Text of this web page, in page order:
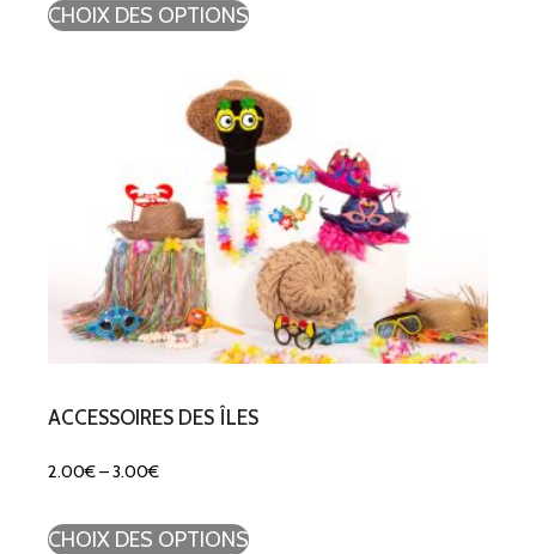
CHOIX DES OPTIONS
ACCESSOIRES DES ÎLES
2.00€–3.00€
CHOIX DES OPTIONS